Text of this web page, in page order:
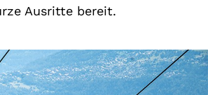
Ausritte bereit.